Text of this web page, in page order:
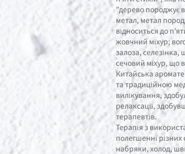
"дерево породжує
метал, метал
відноситься до
жовчний міхур;
залоза,
сечовий міхур, що
Китайська
та традиційною
вилікування,
релаксації,
терапевтів.
Терапія з
полегшенні різних
набряки, холод,